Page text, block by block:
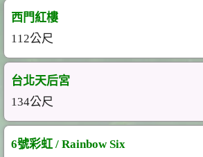
西門紅樓
112公尺
台北天后宮
134公尺
6號彩虹 / Rainbow Six